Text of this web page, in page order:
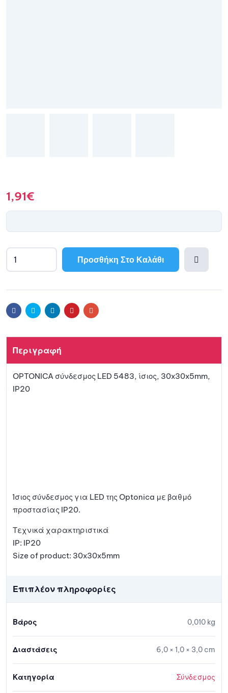
1,91€
Προσθήκη Στο Καλάθι
αγαπη
l
r
FacebookTwitter LinkedinPinterestEmail
Περιγραφή
OPTONICA σύνδεσμος LED 5483, ίσιος, 30x30x5mm,
IP20
Ίσιος σύνδεσμος για LED της Optonica με βαθμό
προστασίας IP20.
Τεχνικά χαρακτηριστικά
IP: IP20
Size of product: 30x30x5mm
Επιπλέον πληροφορίες
Βάρος 0,010 kg
Διαστάσεις 6,0 × 1,0 × 3,0 cm
Κατηγορία Σύνδεσμος